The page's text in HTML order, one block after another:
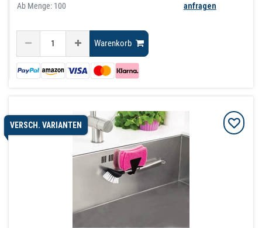
Ab Menge: 100
anfragen
Warenkorb
VERSCH. VARIANTEN